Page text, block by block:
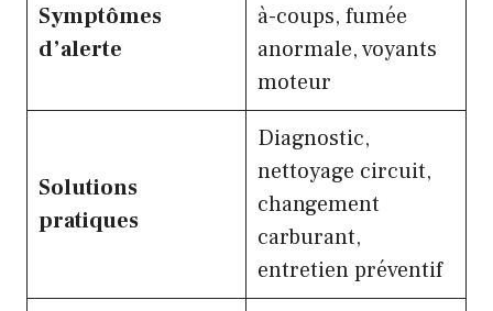
Symptômes
d’alerte
à-coups, fumée
anormale, voyants
moteur
Solutions
pratiques
Diagnostic,
nettoyage circuit,
changement
carburant,
entretien préventif